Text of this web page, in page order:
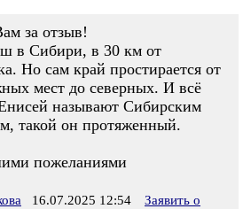
за отзыв!
в Сибири, в 30 км от
Но сам край простирается от
мест до северных. И всё
называют Сибирским
такой он протяженный.
пожеланиями
16.07.2025 12:54
Заявить о